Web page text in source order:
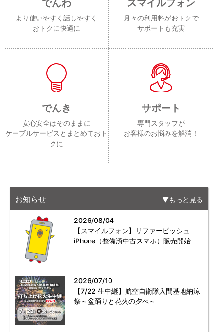
でんわ
より使いやすく話しやすく
おトクに快適に
スマイルフォン
月々の利用料がおトクで
サポートも充実
でんき
安心安全はそのままに
ケーブルサービスとまとめておト
クに
サポート
専門スタッフが
お客様のお悩みを解消！
お知らせ もっと見る
2026/08/04
【スマイルフォン】リファービッシュ
iPhone（整備済中古スマホ）販売開始
2026/07/10
【7/22 生中継】航空自衛隊入間基地納涼
祭～盆踊りと花火の夕べ～